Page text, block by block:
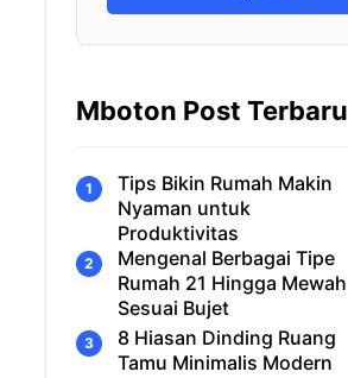
Mboton Post Terbaru
Tips Bikin Rumah Makin
Nyaman untuk
Produktivitas
Mengenal Berbagai Tipe
Rumah 21 Hingga Mewah
Sesuai Bujet
8 Hiasan Dinding Ruang
Tamu Minimalis Modern